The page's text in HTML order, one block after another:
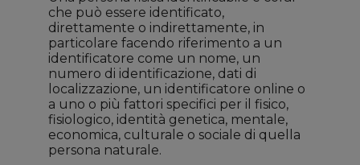
che può essere identificato,
direttamente o indirettamente, in
particolare facendo riferimento a un
identificatore come un nome, un
numero di identificazione, dati di
localizzazione, un identificatore online o
a uno o più fattori specifici per il fisico,
fisiologico, identità genetica, mentale,
economica, culturale o sociale di quella
persona naturale.